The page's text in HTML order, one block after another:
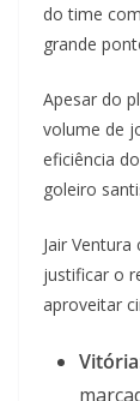
do time
grande
Apesar do
volume de
eficiência
goleiro
Jair
justificar o
aproveitar